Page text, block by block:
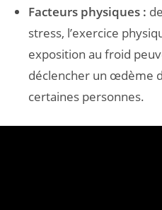
Facteurs physiques :
stress, l’exercice
exposition au froid
déclencher un œdème
certaines personnes.